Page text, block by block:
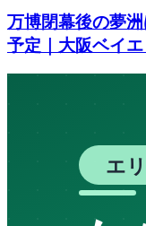
万博閉幕後の夢
予定｜大阪ベイ